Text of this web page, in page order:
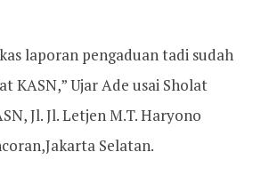
laporan pengaduan tadi sudah
KASN,” Ujar Ade usai Sholat
Jl. Jl. Letjen M.T. Haryono
Selatan.